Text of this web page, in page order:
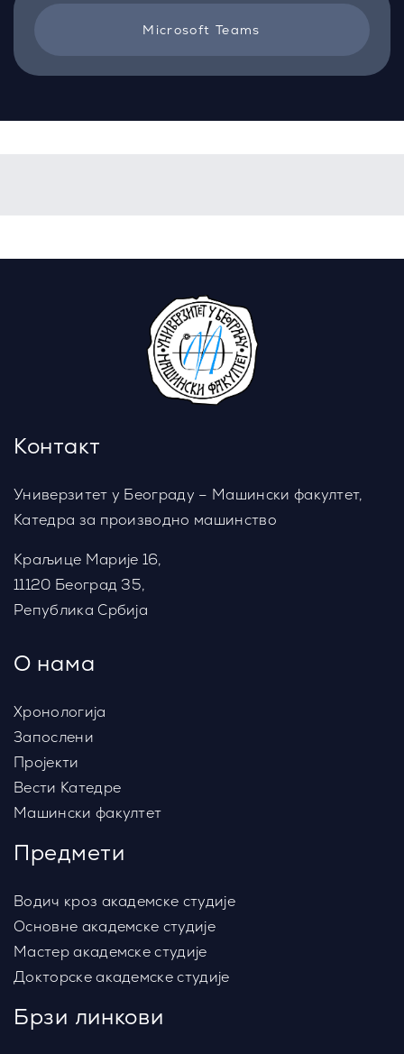
Microsoft Teams
Контакт
Универзитет у Београду – Машински факултет,
Катедра за производно машинство
Краљице Марије 16,
11120 Београд 35,
Република Србија
О нама
Хронологија
Запослени
Пројекти
Вести Катедре
Машински факултет
Предмети
Водич кроз академске студије
Основне академске студије
Мастер академске студије
Докторске академске студије
Брзи линкови